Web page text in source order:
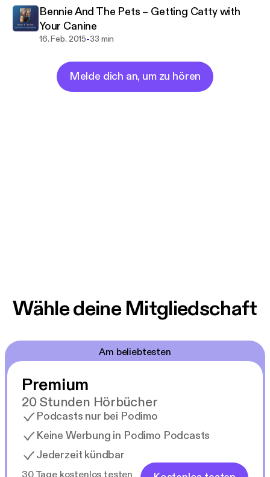
Bennie And The Pets – Getting Catty with
Your Canine
16. Feb. 2015-33 min
Melde dich an, um zu hören
Wähle deine Mitgliedschaft
Am beliebtesten
Premium
20 Stunden Hörbücher
Podcasts nur bei Podimo
Keine Werbung in Podimo Podcasts
Jederzeit kündbar
30 Tage kostenlos testen